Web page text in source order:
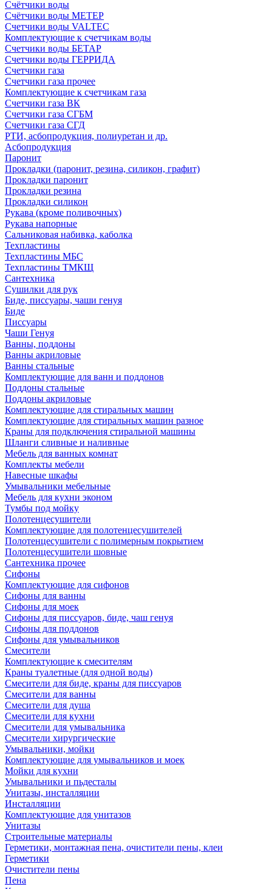
Счётчики воды
Счётчики воды МЕТЕР
Счетчики воды VALTEC
Комплектующие к счетчикам воды
Счетчики воды БЕТАР
Счетчики воды ГЕРРИДА
Счетчики газа
Счетчики газа прочее
Комплектующие к счетчикам газа
Счетчики газа ВК
Счетчики газа СГБМ
Счетчики газа СГД
РТИ, асбопродукция, полиуретан и др.
Асбопродукция
Паронит
Прокладки (паронит, резина, силикон, графит)
Прокладки паронит
Прокладки резина
Прокладки силикон
Рукава (кроме поливочных)
Рукава напорные
Сальниковая набивка, каболка
Техпластины
Техпластины МБС
Техпластины ТМКЩ
Сантехника
Сушилки для рук
Биде, писсуары, чаши генуя
Биде
Писсуары
Чаши Генуя
Ванны, поддоны
Ванны акриловые
Ванны стальные
Комплектующие для ванн и поддонов
Поддоны стальные
Поддоны акриловые
Комплектующие для стиральных машин
Комплектующие для стиральных машин разное
Краны для подключения стиральной машины
Шланги сливные и наливные
Мебель для ванных комнат
Комплекты мебели
Навесные шкафы
Умывальники мебельные
Мебель для кухни эконом
Тумбы под мойку
Полотенцесушители
Комплектующие для полотенцесушителей
Полотенцесушители с полимерным покрытием
Полотенцесушители шовные
Сантехника прочее
Сифоны
Комплектующие для сифонов
Сифоны для ванны
Сифоны для моек
Сифоны для писсуаров, биде, чаш генуя
Сифоны для поддонов
Сифоны для умывальников
Смесители
Комплектующие к смесителям
Краны туалетные (для одной воды)
Смесители для биде, краны для писсуаров
Смесители для ванны
Смесители для душа
Смесители для кухни
Смесители для умывальника
Смесители хирургические
Умывальники, мойки
Комплектующие для умывальников и моек
Мойки для кухни
Умывальники и пьдесталы
Унитазы, инсталляции
Инсталляции
Комплектующие для унитазов
Унитазы
Строительные материалы
Герметики, монтажная пена, очистители пены, клеи
Герметики
Очистители пены
Пена